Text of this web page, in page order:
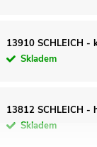
13910 SCHLEICH -
Skladem
13812 SCHLEICH -
Skladem